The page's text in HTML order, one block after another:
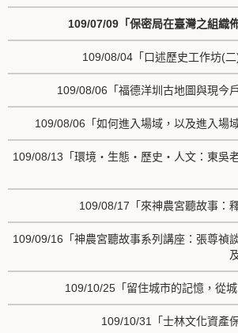
109/07/09「保密局在臺灣之組織
109/08/04「口述歷史工作坊(二
109/08/06「福德洋圳古地圖與現今
109/08/06「如何進入場域，以及進入場
109/08/13「環境‧生態‧歷史‧人文：東吳
109/08/17「來神農宮聽故事：
109/09/16「神農宮聽故事系列講座：張尊禎
109/10/25「留住城市的記憶，從城
109/10/31「士林文化資產